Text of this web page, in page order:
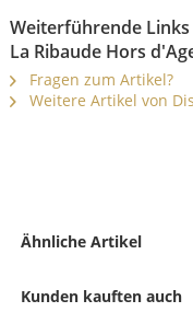
Weiterführende
La Ribaude Hors
Fragen zum Artikel?
Weitere Artikel von
Ähnliche Artikel
Kunden kauften auch